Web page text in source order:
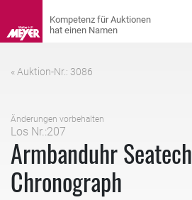
« Auktion-Nr.: 3086
Änderungen vorbehalten
Los Nr.:207
Armbanduhr Seatech
Chronograph